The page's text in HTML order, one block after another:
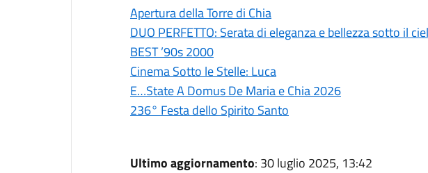
Apertura della Torre di Chia
DUO PERFETTO: Serata di eleganza e bellezza sotto il
BEST ’90s 2000
Cinema Sotto le Stelle: Luca
E…State A Domus De Maria e Chia 2026
236° Festa dello Spirito Santo
Ultimo aggiornamento: 30 luglio 2025, 13:42